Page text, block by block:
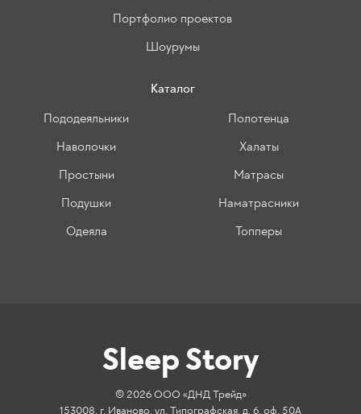
Портфолио проектов
Шоурумы
Каталог
Пододеяльники
Наволочки
Простыни
Подушки
Одеяла
Полотенца
Халаты
Матрасы
Наматрасники
Топперы
Sleep Story
© 2026 ООО «ДНД Трейд»
153008, г. Иваново, ул. Типографская, д. 6, оф. 50А